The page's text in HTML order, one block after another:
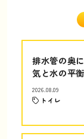
排水管の奥
気と水の平
2026.08.09
トイレ